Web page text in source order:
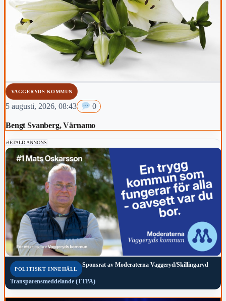
VAGGERYDS KOMMUN
5 augusti, 2026, 08:43 0
Bengt Svanberg, Värnamo
BETALD ANNONS
POLITISKT INNEHÅLL
Sponsrat av Moderaterna Vaggeryd/Skillingaryd
Transparensmeddelande (TTPA)